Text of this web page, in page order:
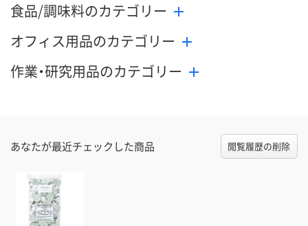
食品/調味料のカテゴリー
オフィス用品のカテゴリー
作業・研究用品のカテゴリー
あなたが最近チェックした商品 閲覧履歴の削除